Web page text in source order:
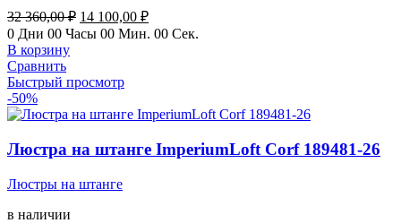
32 360,00₽ Первоначальная
цена
360,00 ₽.
14 100,00 ₽Текущая
цена:
0 Дни 00 Часы 00 Мин. 00 Сек.
В корзину
Сравнить
Быстрый просмотр
-50%
Люстра на штанге ImperiumLoft Corf 189481-26
Люстры на штанге
в наличии